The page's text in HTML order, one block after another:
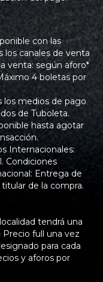
con las
los canales de venta
venta: según aforo*
4 boletas por
los medios de pago
de Tuboleta.
hasta agotar
Internacionales:
Condiciones
Entrega de
de la compra.
tendrá una
full una vez
para cada
y aforos por